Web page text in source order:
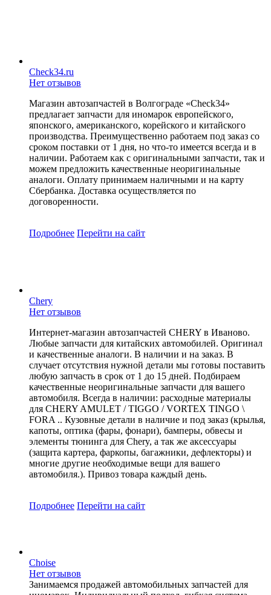
Check34.ru
Нет отзывов
Магазин автозапчастей в Волгограде «Check34»
предлагает запчасти для иномарок европейского,
японского, американского, корейского и китайского
производства. Преимущественно работаем под заказ со
сроком поставки от 1 дня, но что-то имеется всегда и в
наличии. Работаем как с оригинальными запчасти, так и
можем предложить качественные неоригинальные
аналоги. Оплату принимаем наличными и на карту
Сбербанка. Доставка осуществляется по
договоренности.
Подробнее Перейти на сайт
Chery
Нет отзывов
Интернет-магазин автозапчастей CHERY в Иваново.
Любые запчасти для китайских автомобилей. Оригинал
и качественные аналоги. В наличии и на заказ. В
случает отсутствия нужной детали мы готовы поставить
любую запчасть в срок от 1 до 15 дней. Подбираем
качественные неоригинальные запчасти для вашего
автомобиля. Всегда в наличии: расходные материалы
для CHERY AMULET / TIGGO / VORTEX TINGO \
FORA .. Кузовные детали в наличие и под заказ (крылья,
капоты, оптика (фары, фонари), бамперы, обвесы и
элементы тюнинга для Chery, а так же аксессуары
(защита картера, фаркопы, багажники, дефлекторы) и
многие другие необходимые вещи для вашего
автомобиля.). Привоз товара каждый день.
Подробнее Перейти на сайт
Choise
Нет отзывов
Занимаемся продажей автомобильных запчастей для